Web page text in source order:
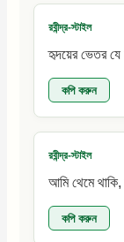
রবীন্দ্র-স্টাইল
হৃদয়ের ভেতর
কপি করুন
রবীন্দ্র-স্টাইল
আমি থেমে
কপি করুন